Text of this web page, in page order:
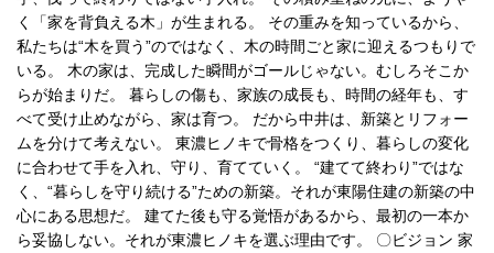
く「家を背負える木」が生まれる。 その重みを知っているから、
私たちは“木を買う”のではなく、木の時間ごと家に迎えるつもりで
いる。 木の家は、完成した瞬間がゴールじゃない。むしろそこか
らが始まりだ。 暮らしの傷も、家族の成長も、時間の経年も、す
べて受け止めながら、家は育つ。 だから中井は、新築とリフォー
ムを分けて考えない。 東濃ヒノキで骨格をつくり、暮らしの変化
に合わせて手を入れ、守り、育てていく。 “建てて終わり”ではな
く、“暮らしを守り続ける”ための新築。それが東陽住建の新築の中
心にある思想だ。 建てた後も守る覚悟があるから、最初の一本か
ら妥協しない。それが東濃ヒノキを選ぶ理由です。 〇ビジョン 家